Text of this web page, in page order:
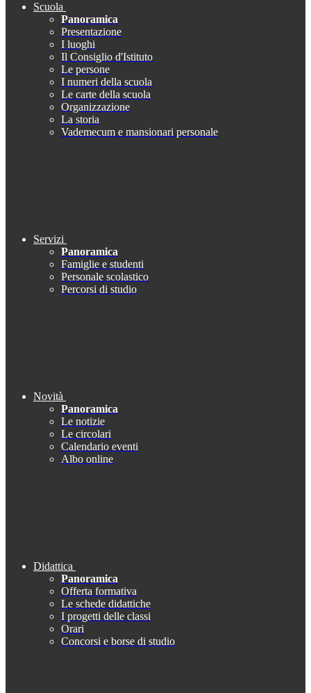
Scuola
Panoramica
Presentazione
I luoghi
Il Consiglio d'Istituto
Le persone
I numeri della scuola
Le carte della scuola
Organizzazione
La storia
Vademecum e mansionari personale
Servizi
Panoramica
Famiglie e studenti
Personale scolastico
Percorsi di studio
Novità
Panoramica
Le notizie
Le circolari
Calendario eventi
Albo online
Didattica
Panoramica
Offerta formativa
Le schede didattiche
I progetti delle classi
Orari
Concorsi e borse di studio